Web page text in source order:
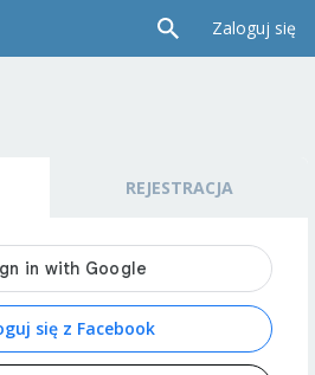
Zaloguj się
REJESTRACJA
się z Facebook